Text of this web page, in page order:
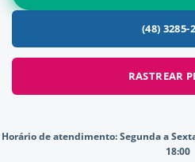
(48) 3285-
RASTREAR
Horário de atendimento:Segunda a
18:00